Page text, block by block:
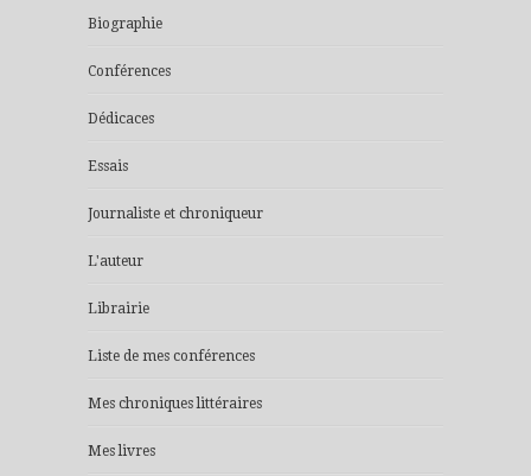
Biographie
Conférences
Dédicaces
Essais
Journaliste et chroniqueur
L'auteur
Librairie
Liste de mes conférences
Mes chroniques littéraires
Mes livres